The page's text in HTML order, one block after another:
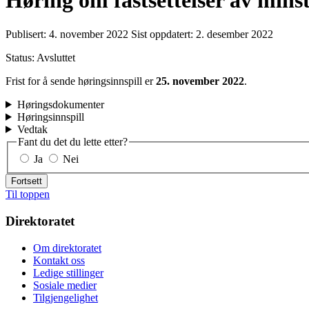
Publisert: 4. november 2022 Sist oppdatert: 2. desember 2022
Status: Avsluttet
Frist for å sende høringsinnspill er25. november 2022.
Høringsdokumenter
Høringsinnspill
Vedtak
Fant du det du lette etter?
Ja
Nei
Fortsett
Til toppen
Direktoratet
Om direktoratet
Kontakt oss
Ledige stillinger
Sosiale medier
Tilgjengelighet